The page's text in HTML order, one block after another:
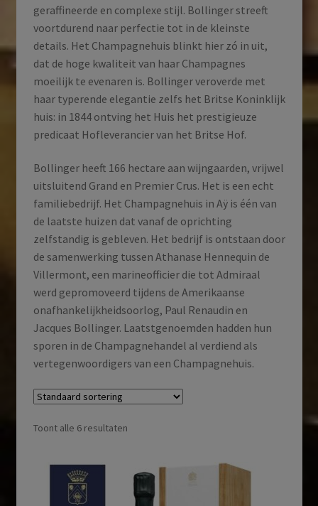
geraffineerde en complexe stijl. Bollinger streeft
voortdurend naar perfectie tot in de kleinste
details. Het Champagnehuis blinkt hier zó in uit,
dat de hoge kwaliteit van haar Champagnes
moeilijk te evenaren is. Bollinger veroverde met
haar typerende elegantie zelfs het Britse Koninklijk
huis: in 1844 ontving het Huis het prestigieuze
predicaat Hofleverancier van het Britse Hof.
Bollinger heeft 166 hectare aan wijngaarden, vrijwel
uitsluitend Grand en Premier Crus. Het is een echt
familiebedrijf. Het Champagnehuis in Aÿ is één van
de laatste huizen dat vanaf de oprichting
zelfstandig is gebleven. Het bedrijf is ontstaan door
de samenwerking tussen Athanase Hennequin de
Villermont, een marineofficier die tot Admiraal
werd gepromoveerd tijdens de Amerikaanse
onafhankelijkheidsoorlog, Paul Renaudin en
Jacques Bollinger. Laatstgenoemden hadden hun
sporen in de Champagnehandel al verdiend als
vertegenwoordigers van een Champagnehuis.
Toont alle 6 resultaten